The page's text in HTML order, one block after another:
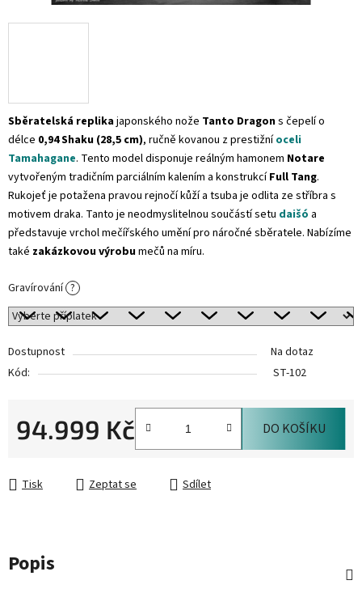
Sběratelská replikajaponského nože Tanto Dragons čepelí o
délce 0,94 Shaku (28,5 cm), ručně kovanou z prestižníoceli
Tamahagane. Tento model disponuje reálným hamonem Notare
vytvořeným tradičním parciálním kalením a konstrukcíFull Tang.
Rukojeť je potažena pravou rejnočí kůží a tsuba je odlita ze stříbra s
motivem draka. Tanto je neodmyslitelnou součástí setu daišó a
představuje vrchol mečířského umění pro náročné sběratele. Nabízíme
také zakázkovou výrobumečů na míru.
Gravírování ?
Dostupnost
Na dotaz
Kód:
ST-102
94.999 Kč DO KOŠÍKU
Tisk Zeptat se Sdílet
Popis